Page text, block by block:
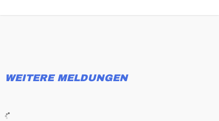
WEITERE MELDUNGEN